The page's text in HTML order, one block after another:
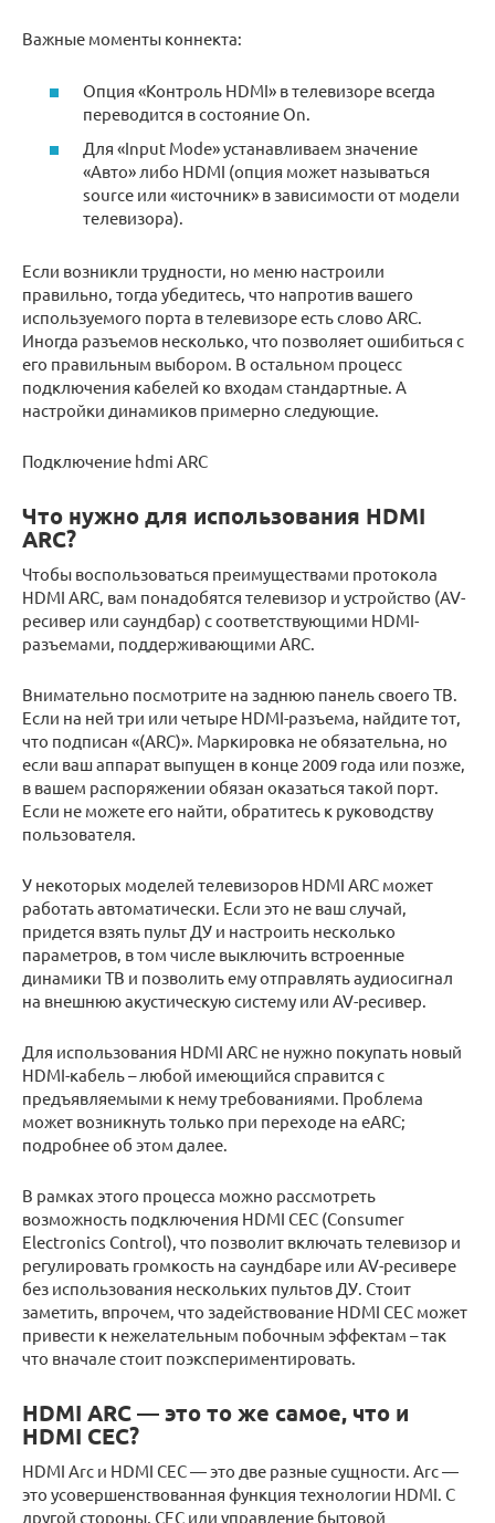
Важные моменты коннекта:
Опция «Контроль HDMI» в телевизоре всегда
переводится в состояние On.
Для «Input Mode» устанавливаем значение
«Авто» либо HDMI (опция может называться
source или «источник» в зависимости от модели
телевизора).
Если возникли трудности, но меню настроили
правильно, тогда убедитесь, что напротив вашего
используемого порта в телевизоре есть слово ARC.
Иногда разъемов несколько, что позволяет ошибиться с
его правильным выбором. В остальном процесс
подключения кабелей ко входам стандартные. А
настройки динамиков примерно следующие.
Подключение hdmi ARC
Что нужно для использования HDMI
ARC?
Чтобы воспользоваться преимуществами протокола
HDMI ARC, вам понадобятся телевизор и устройство (AV-
ресивер или саундбар) с соответствующими HDMI-
разъемами, поддерживающими ARC.
Внимательно посмотрите на заднюю панель своего ТВ.
Если на ней три или четыре HDMI-разъема, найдите тот,
что подписан «(ARC)». Маркировка не обязательна, но
если ваш аппарат выпущен в конце 2009 года или позже,
в вашем распоряжении обязан оказаться такой порт.
Если не можете его найти, обратитесь к руководству
пользователя.
У некоторых моделей телевизоров HDMI ARC может
работать автоматически. Если это не ваш случай,
придется взять пульт ДУ и настроить несколько
параметров, в том числе выключить встроенные
динамики ТВ и позволить ему отправлять аудиосигнал
на внешнюю акустическую систему или AV-ресивер.
Для использования HDMI ARC не нужно покупать новый
HDMI-кабель – любой имеющийся справится с
предъявляемыми к нему требованиями. Проблема
может возникнуть только при переходе на eARC;
подробнее об этом далее.
В рамках этого процесса можно рассмотреть
возможность подключения HDMI CEC (Consumer
Electronics Control), что позволит включать телевизор и
регулировать громкость на саундбаре или AV-ресивере
без использования нескольких пультов ДУ. Стоит
заметить, впрочем, что задействование HDMI CEC может
привести к нежелательным побочным эффектам – так
что вначале стоит поэкспериментировать.
HDMI ARC — это то же самое, что и
HDMI CEC?
HDMI Arc и HDMI CEC — это две разные сущности. Arc —
это усовершенствованная функция технологии HDMI. С
другой стороны, CEC или управление бытовой